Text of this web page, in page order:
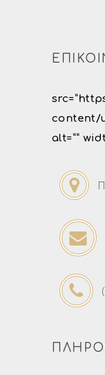
content/
alt=””